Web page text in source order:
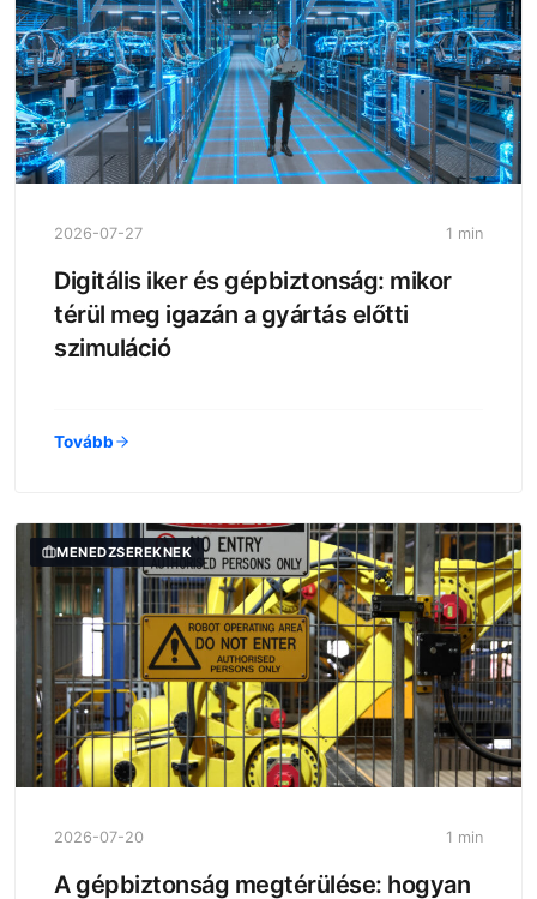
2026-07-27 1 min
Digitális iker és gépbiztonság: mikor
térül meg igazán a gyártás előtti
szimuláció
Tovább
MENEDZSEREKNEK
2026-07-20 1 min
A gépbiztonság megtérülése: hogyan